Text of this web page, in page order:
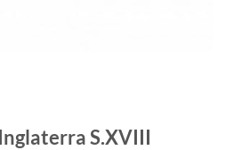
S.XVIII